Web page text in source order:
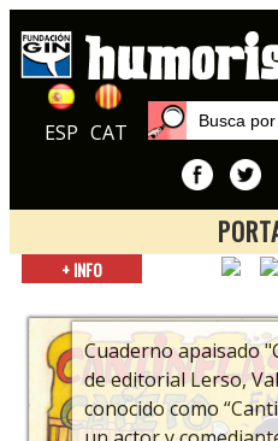
ESP CAT
Inicio
Los
+ INFO
Cuaderno apaisado
de editorial Lerso,
conocido como